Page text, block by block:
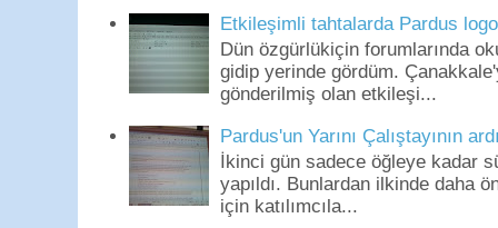
Etkileşimli tahtalarda Pardus
Dün özgürlükiçin forumlarında
gidip yerinde gördüm.
gönderilmiş olan etkileşi...
Pardus'un Yarını Çalıştayının
İkinci gün sadece öğleye kadar
yapıldı. Bunlardan ilkinde daha
için katılımcıla...